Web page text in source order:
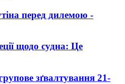
перед дилемою -
щодо судна: Це
зґвалтування 21-